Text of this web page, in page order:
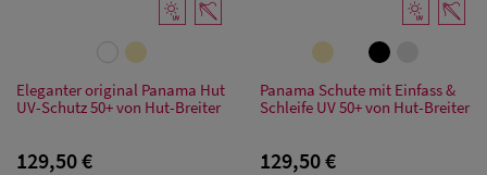
Bandana Caps
Damen
Sonnenschilder
Eleganter original Panama Hut
UV-Schutz 50+ von Hut-Breiter
129,50 €
Panama Schute mit Einfass &
Schleife UV 50+ von Hut-Breiter
129,50 €